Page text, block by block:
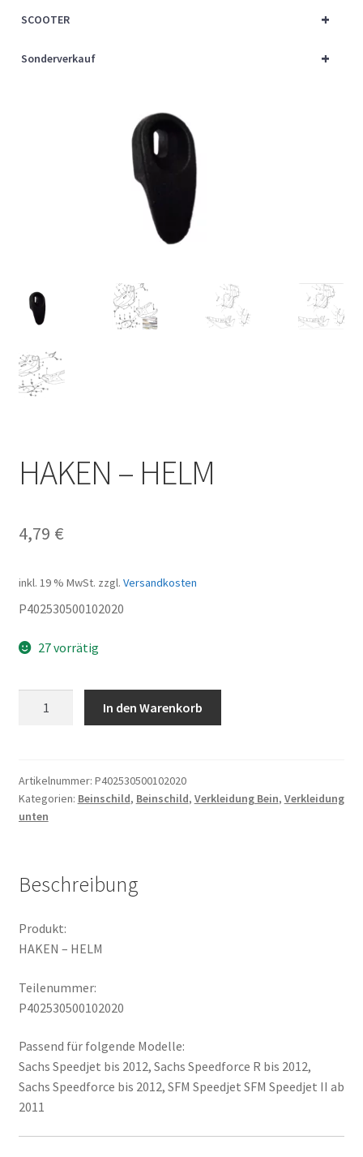
+
SCOOTER
+
Sonderverkauf
HAKEN – HELM
4,79 €
inkl. 19 % MwSt. zzgl. Versandkosten
P402530500102020
27 vorrätig
In den Warenkorb
Artikelnummer: P402530500102020
Kategorien: Beinschild, Beinschild, Verkleidung Bein, Verkleidung
unten
Beschreibung
Produkt:
HAKEN – HELM
Teilenummer:
P402530500102020
Passend für folgende Modelle:
Sachs Speedjet bis 2012, Sachs Speedforce R bis 2012,
Sachs Speedforce bis 2012, SFM Speedjet SFM Speedjet II ab
2011